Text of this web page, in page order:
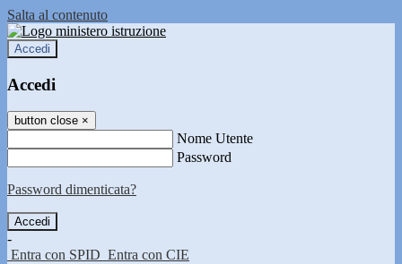
Salta al contenuto
Accedi
Accedi
button close ×
Nome Utente
Password
Password dimenticata?
-
Entra con SPID Entra con CIE